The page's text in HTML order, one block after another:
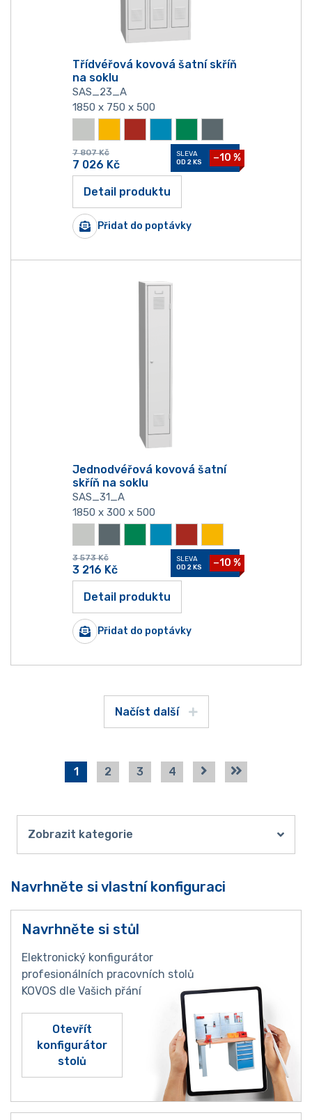
Třídvéřová kovová šatní skříň
na soklu
SAS_23_A
1850 x 750 x 500
7 807 Kč
7 026 Kč
SLEVA
OD 2 KS
−10 %
Detail produktu
Přidat do poptávky
Jednodvéřová kovová šatní
skříň na soklu
SAS_31_A
1850 x 300 x 500
3 573 Kč
3 216 Kč
SLEVA
OD 2 KS
−10 %
Detail produktu
Přidat do poptávky
Načíst další
1 2 3 4
Zobrazit kategorie
Navrhněte si vlastní konfiguraci
Navrhněte si stůl
Elektronický konfigurátor
profesionálních pracovních stolů
KOVOS dle Vašich přání
Otevřít
konfigurátor
stolů